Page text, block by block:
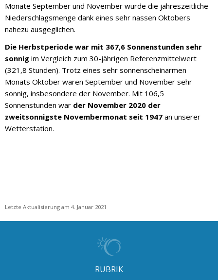
Monate September und November wurde die jahreszeitliche
Niederschlagsmenge dank eines sehr nassen Oktobers
nahezu ausgeglichen.
Die Herbstperiode war mit 367,6 Sonnenstunden sehr
sonnig im Vergleich zum 30-jährigen Referenzmittelwert
(321,8 Stunden). Trotz eines sehr sonnenscheinarmen
Monats Oktober waren September und November sehr
sonnig, insbesondere der November. Mit 106,5
Sonnenstunden war der November 2020 der
zweitsonnigste Novembermonat seit 1947 an unserer
Wetterstation.
Letzte Aktualisierung am 4. Januar 2021
RUBRIK